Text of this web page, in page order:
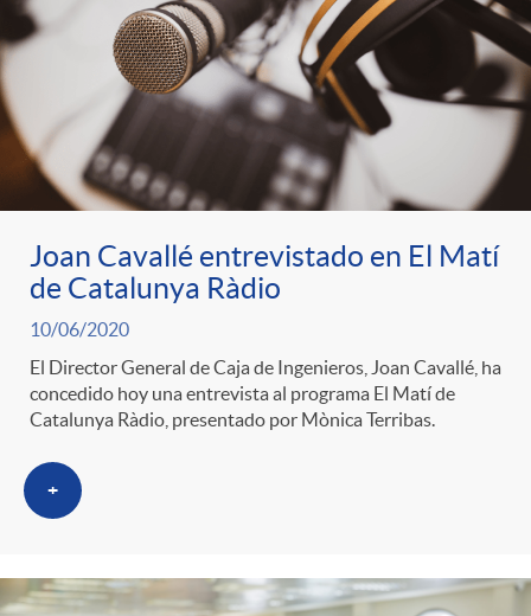
Joan Cavallé entrevistado en El Matí
de Catalunya Ràdio
10/06/2020
El Director General de Caja de Ingenieros, Joan Cavallé, ha
concedido hoy una entrevista al programa El Matí de
Catalunya Ràdio, presentado por Mònica Terribas.
+